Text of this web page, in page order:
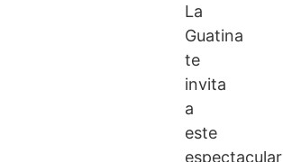
La
Guatina
te
invita
a
este
espectacular